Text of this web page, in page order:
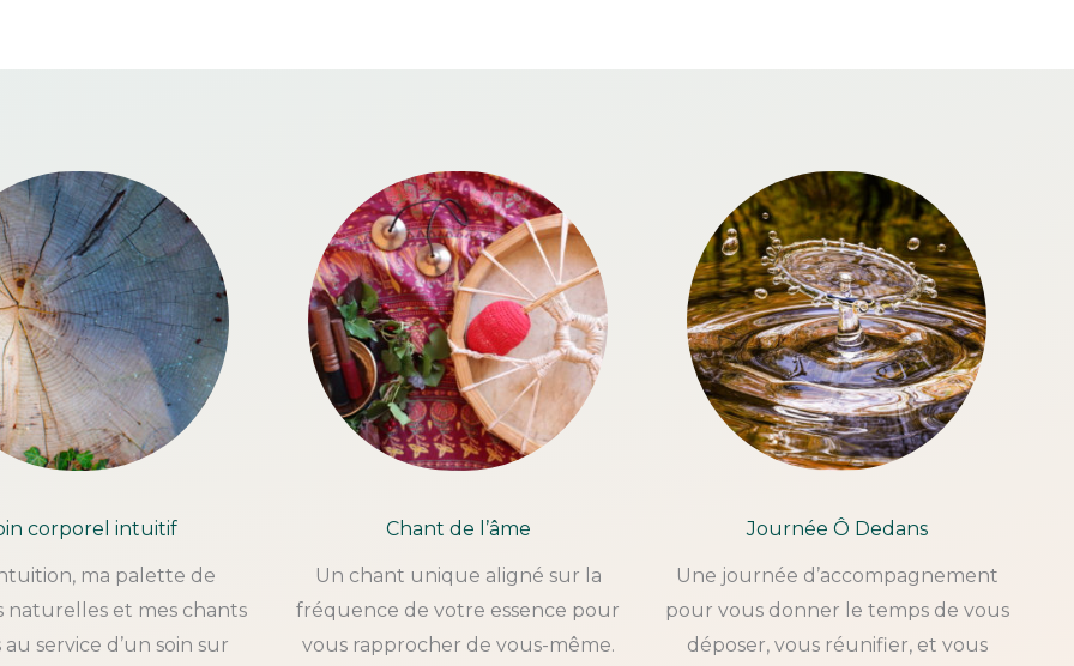
corporel intuitif
ma palette de
naturelles et mes chants
service d’un soin sur
Chant de l’âme
Un chant unique aligné sur la
fréquence de votre essence pour
vous rapprocher de vous-même.
Journée Ô Dedans
Une journée d’accompagnement
pour vous donner le temps de vous
déposer, vous réunifier, et vous